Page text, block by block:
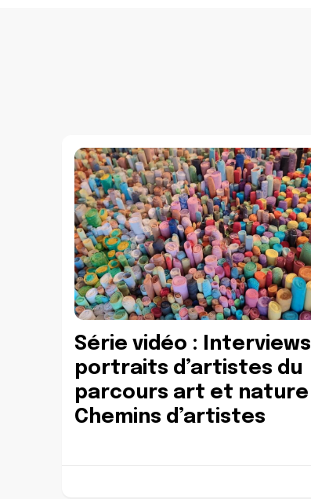
Série vidéo : Interviews
portraits d’artistes du
parcours art et nature
Chemins d’artistes